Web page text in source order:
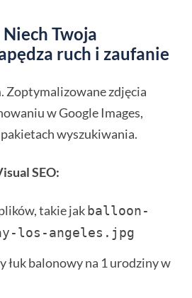
Twoja
ruch i zaufanie
Zoptymalizowane zdjęcia
w Google Images,
wyszukiwania.
SEO:
takie jak balloon-
los-angeles.jpg
łuk balonowy na 1 urodziny w